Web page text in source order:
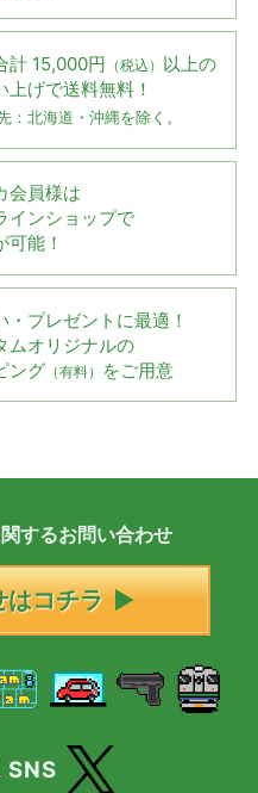
計 15,000円 （税込） 以上の
上げで送料無料！
：北海道・沖縄を除く。
会員様は
インショップで
可能！
・プレゼントに最適！
ムオリジナルの
ング （有料） をご用意
関するお問い合わせ
はコチラ
SNS